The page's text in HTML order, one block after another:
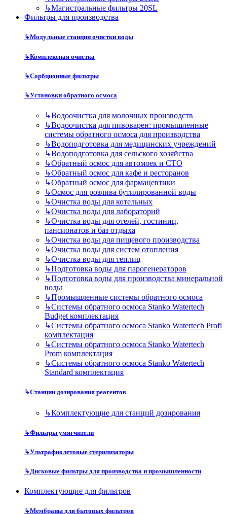
↳Магистральные фильтры 20SL
Фильтры для производства
↳Модульные станции очистки воды
↳Комплексная очистка
↳Сорбционные фильтры
↳Установки обратного осмоса
↳Водоочистка для молочных производств
↳Водоочистка для пивоварен: промышленные
системы обратного осмоса для производства
↳Водоподготовка для медицинских учреждений
↳Водоподготовка для сельского хозяйства
↳Обратный осмос для автомоек и СТО
↳Обратный осмос для кафе и ресторанов
↳Обратный осмос для фармацевтики
↳Осмос для розлива бутилированной воды
↳Очистка воды для котельных
↳Очистка воды для лабораторий
↳Очистка воды для отелей, гостиниц,
пансионатов и баз отдыха
↳Очистка воды для пищевого производства
↳Очистка воды для систем отопления
↳Очистка воды для теплиц
↳Подготовка воды для парогенераторов
↳Подготовка воды для производства минеральной
воды
↳Промышленные системы обратного осмоса
↳Системы обратного осмоса Stanko Watertech
Budget комплектация
↳Системы обратного осмоса Stanko Watertech Profi
комплектация
↳Системы обратного осмоса Stanko Watertech
Prom комплектация
↳Системы обратного осмоса Stanko Watertech
Standard комплектация
↳Станции дозирования реагентов
↳Комплектующие для станций дозирования
↳Фильтры умягчители
↳Ультрафиолетовые стерилизаторы
↳Дисковые фильтры для производства и промышленности
Комплектующие для фильтров
↳Мембраны для бытовых фильтров